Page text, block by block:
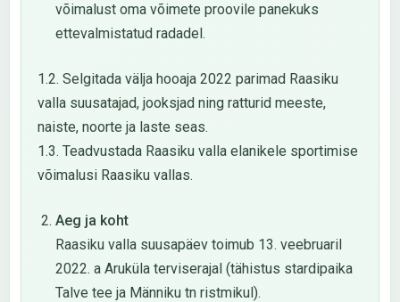
võimalust oma võimete proovile panekuks
ettevalmistatud radadel.
1.2. Selgitada välja hooaja 2022 parimad Raasiku
valla suusatajad, jooksjad ning ratturid meeste,
naiste, noorte ja laste seas.
1.3. Teadvustada Raasiku valla elanikele sportimise
võimalusi Raasiku vallas.
Aeg ja koht
Raasiku valla suusapäev toimub 13. veebruaril
2022. a Aruküla terviserajal (tähistus stardipaika
Talve tee ja Männiku tn ristmikul).